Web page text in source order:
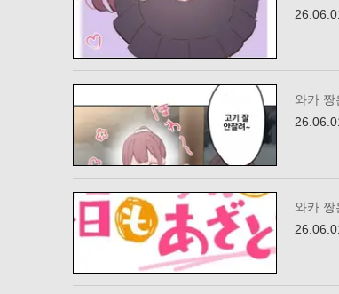
와카
와카